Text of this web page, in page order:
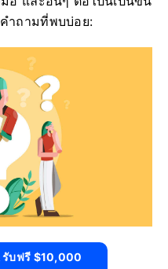
ำถามที่พบบ่อย:
รับฟรี $10,000